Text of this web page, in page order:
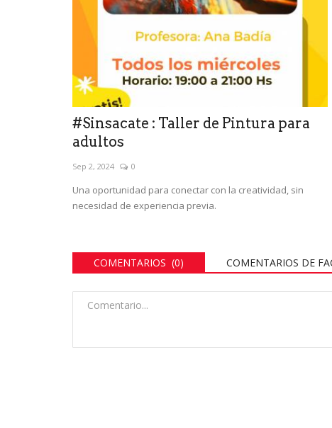
#Sinsacate : Taller de Pintura para
adultos
Sep 2, 2024 0
Una oportunidad para conectar con la creatividad, sin
necesidad de experiencia previa.
COMENTARIOS (0) COMENTARIOS DE